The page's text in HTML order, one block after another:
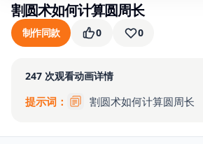
割圆术如何计算圆周长
制作同款 0 0
247 次观看动画详情
提示词： 割圆术如何计算圆周长